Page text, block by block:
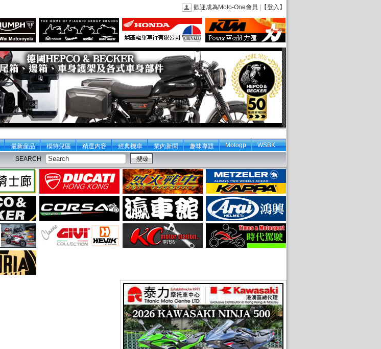
歡迎成為Moto-One會員 【登入】
最新産品 模特兒區 精選內容 經典機車 業內新聞 趣味專題 Motogp WSBK
SEARCH